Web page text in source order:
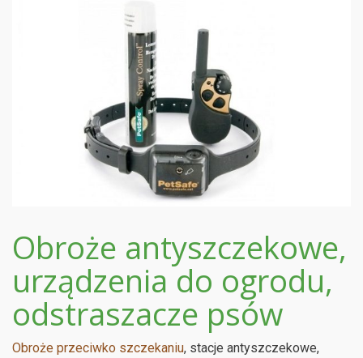
Obroże antyszczekowe,
urządzenia do ogrodu,
odstraszacze psów
Obroże przeciwko szczekaniu, stacje antyszczekowe,